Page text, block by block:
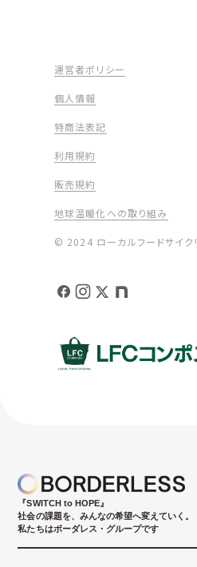
© 2024 ローカルフードサイク
運営者ポリシー
個人情報
特商法表記
利用規約
販売規約
地球温暖化への取り組み
『SWITCH to HOPE』
社会の課題を、みんなの希望へ変えていく。
私たちはボーダレス・グループです